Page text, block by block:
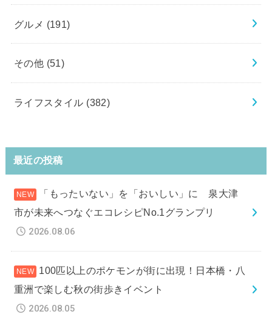
グルメ (191)
その他 (51)
ライフスタイル (382)
最近の投稿
「もったいない」を「おいしい」に 泉大津
市が未来へつなぐエコレシピNo.1グランプリ
2026.08.06
100匹以上のポケモンが街に出現！日本橋・八
重洲で楽しむ秋の街歩きイベント
2026.08.05